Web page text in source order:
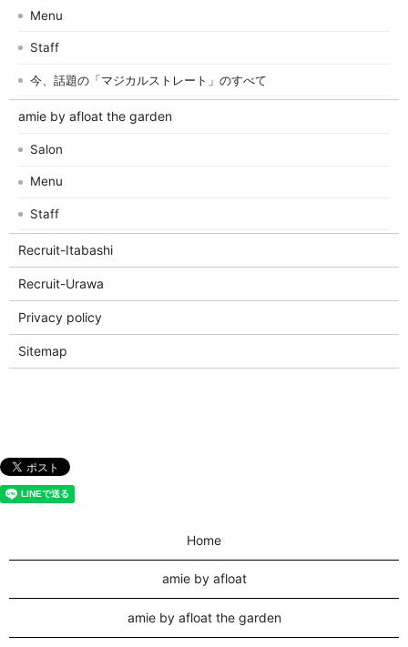
Menu
Staff
今、話題の「マジカルストレート」のすべて
amie by afloat the garden
Salon
Menu
Staff
Recruit-Itabashi
Recruit-Urawa
Privacy policy
Sitemap
Home
amie by afloat
amie by afloat the garden